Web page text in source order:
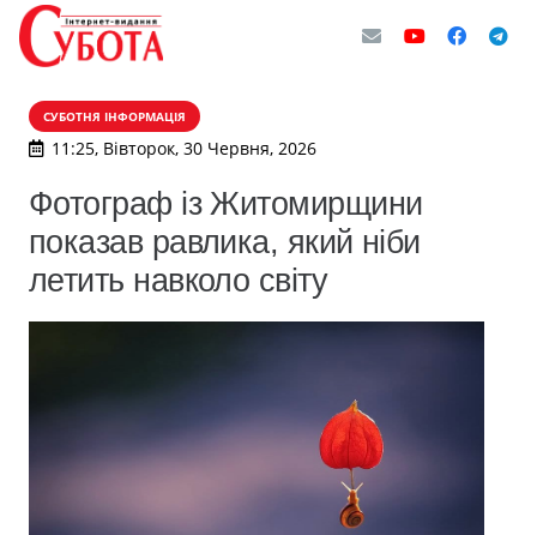
СУБОТНЯ ІНФОРМАЦІЯ
11:25, Вівторок, 30 Червня, 2026
Фотограф із Житомирщини
показав равлика, який ніби
летить навколо світу